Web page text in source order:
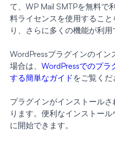
て、WP Mail SMTPを無料で
料ライセンスを使用するこ
り、さらに多くの機能が利用
WordPressプラグインのイ
場合は、 WordPressでのプラ
する簡単なガイド をご覧くだ
プラグインがインストール
ります。便利なインストー
に開始できます。